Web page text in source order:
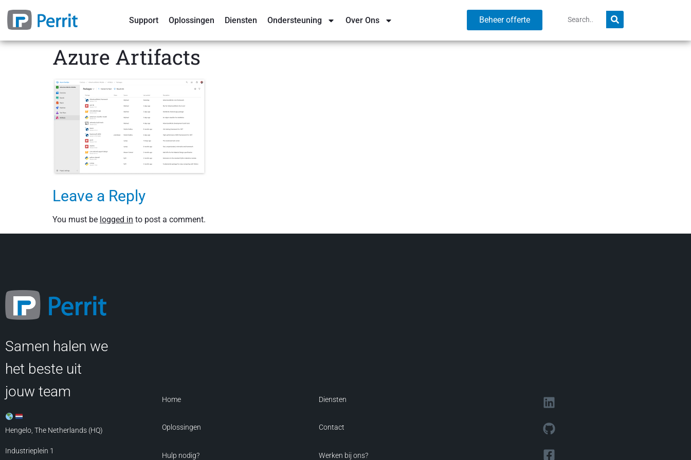
Support Oplossingen Diensten Ondersteuning Over Ons Beheer offerte
Azure Artifacts
Leave a Reply
You must be logged in to post a comment.
Samen halen we
het beste uit
jouw team
Hengelo, The Netherlands (HQ)
Industrieplein 1
Home
Oplossingen
Hulp nodig?
Diensten
Contact
Werken bij ons?